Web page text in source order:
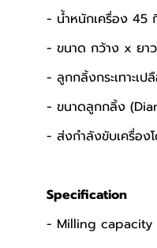
- น้ำหนักเครื่อง 45
- ขนาด กว้าง x ยา
- ลูกกลิ้งกระเทาะเ
- ขนาดลูกกลิ้ง
- ส่งกำลังขับเครื่อง
Specification
- Milling